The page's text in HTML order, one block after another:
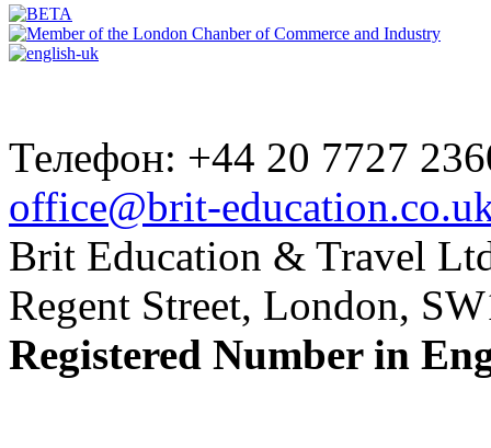
Телефон: +44 20 7727
office@brit-
Brit Education & Travel
Regent Street, London,
Registered Number in